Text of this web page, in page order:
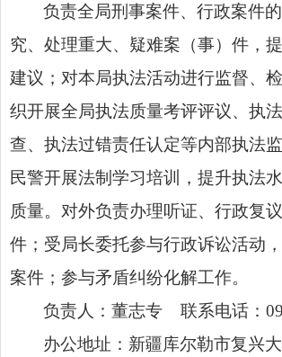
负责全局刑事案件、行政案件
究、处理重大、疑难案（事）件，
建议；对本局执法活动进行监督、
织开展全局执法质量考评评议、执
查、执法过错责任认定等内部执法
民警开展法制学习培训，提升执法
质量。对外负责办理听证、行政复
件；受局长委托参与行政诉讼活动
案件；参与矛盾纠纷化解工作。
负责人：董志专 联系电话：
办公地址：新疆库尔勒市复兴